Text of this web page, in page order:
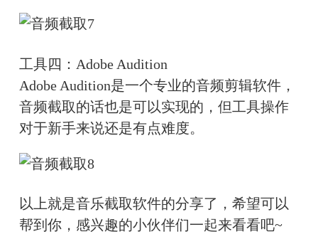
工具四： Adobe Audition
Adobe Audition是一个专业的音频剪辑软件，
音频截取的话也是可以实现的，但工具操作
对于新手来说还是有点难度。
以上就是音乐截取软件的分享了，希望可以
帮到你，感兴趣的小伙伴们一起来看看吧~